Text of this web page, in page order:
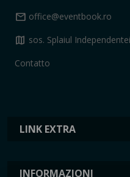
LINK EXTRA
INFORMAZIONI
mail office@eventbook.ro
map sos. Splaiul
Contatto